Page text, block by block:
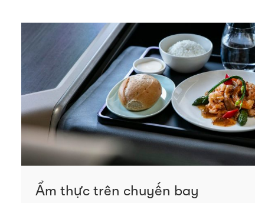
Ẩm thực trên chuyến bay